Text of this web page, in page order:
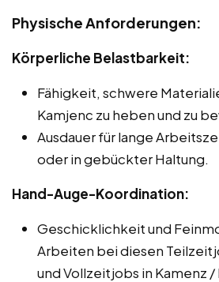
Physische Anforderungen:
Körperliche Belastbarkeit:
Fähigkeit, schwere
Kamjenc zu heben und zu
Ausdauer für lange
oder in gebückter Haltung.
Hand-Auge-Koordination:
Geschicklichkeit und
Arbeiten bei diesen
und Vollzeitjobs in Kamenz /